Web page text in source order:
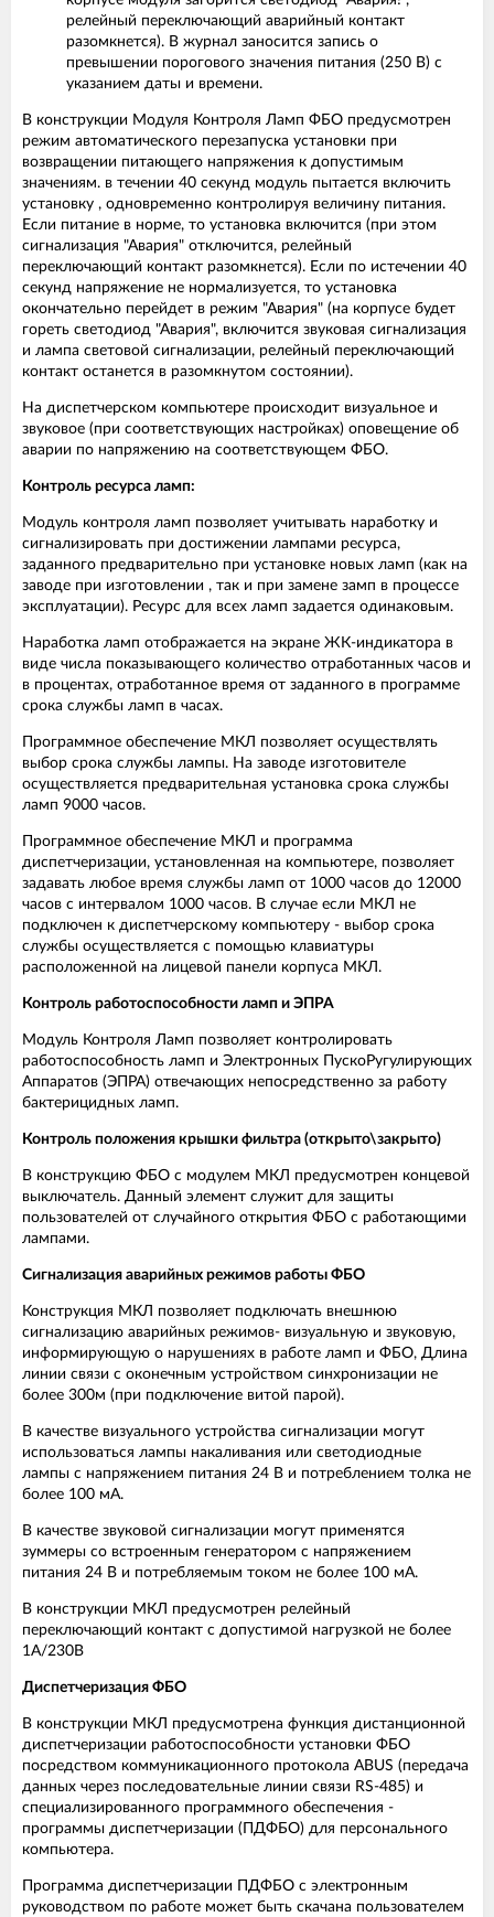
релейный переключающий аварийный контакт
разомкнется). В журнал заносится запись о
превышении порогового значения питания (250 В) с
указанием даты и времени.
В конструкции Модуля Контроля Ламп ФБО предусмотрен
режим автоматического перезапуска установки при
возвращении питающего напряжения к допустимым
значениям. в течении 40 секунд модуль пытается включить
установку , одновременно контролируя величину питания.
Если питание в норме, то установка включится (при этом
сигнализация "Авария" отключится, релейный
переключающий контакт разомкнется). Если по истечении 40
секунд напряжение не нормализуется, то установка
окончательно перейдет в режим "Авария" (на корпусе будет
гореть светодиод "Авария", включится звуковая сигнализация
и лампа световой сигнализации, релейный переключающий
контакт останется в разомкнутом состоянии).
На диспетчерском компьютере происходит визуальное и
звуковое (при соответствующих настройках) оповещение об
аварии по напряжению на соответствующем ФБО.
Контроль ресурса ламп:
Модуль контроля ламп позволяет учитывать наработку и
сигнализировать при достижении лампами ресурса,
заданного предварительно при установке новых ламп (как на
заводе при изготовлении , так и при замене замп в процессе
эксплуатации). Ресурс для всех ламп задается одинаковым.
Наработка ламп отображается на экране ЖК-индикатора в
виде числа показывающего количество отработанных часов и
в процентах, отработанное время от заданного в программе
срока службы ламп в часах.
Программное обеспечение МКЛ позволяет осуществлять
выбор срока службы лампы. На заводе изготовителе
осуществляется предварительная установка срока службы
ламп 9000 часов.
Программное обеспечение МКЛ и программа
диспетчеризации, установленная на компьютере, позволяет
задавать любое время службы ламп от 1000 часов до 12000
часов с интервалом 1000 часов. В случае если МКЛ не
подключен к диспетчерскому компьютеру - выбор срока
службы осуществляется с помощью клавиатуры
расположенной на лицевой панели корпуса МКЛ.
Контроль работоспособности ламп и ЭПРА
Модуль Контроля Ламп позволяет контролировать
работоспособность ламп и Электронных ПускоРугулирующих
Аппаратов (ЭПРА) отвечающих непосредственно за работу
бактерицидных ламп.
Контроль положения крышки фильтра (открыто\закрыто)
В конструкцию ФБО с модулем МКЛ предусмотрен концевой
выключатель. Данный элемент служит для защиты
пользователей от случайного открытия ФБО с работающими
лампами.
Сигнализация аварийных режимов работы ФБО
Конструкция МКЛ позволяет подключать внешнюю
сигнализацию аварийных режимов- визуальную и звуковую,
информирующую о нарушениях в работе ламп и ФБО, Длина
линии связи с оконечным устройством синхронизации не
более 300м (при подключение витой парой).
В качестве визуального устройства сигнализации могут
использоваться лампы накаливания или светодиодные
лампы с напряжением питания 24 В и потреблением толка не
более 100 мА.
В качестве звуковой сигнализации могут применятся
зуммеры со встроенным генератором с напряжением
питания 24 В и потребляемым током не более 100 мА.
В конструкции МКЛ предусмотрен релейный
переключающий контакт с допустимой нагрузкой не более
1А/230В
Диспетчеризация ФБО
В конструкции МКЛ предусмотрена функция дистанционной
диспетчеризации работоспособности установки ФБО
посредством коммуникационного протокола ABUS (передача
данных через последовательные линии связи RS-485) и
специализированного программного обеспечения -
программы диспетчеризации (ПДФБО) для персонального
компьютера.
Программа диспетчеризации ПДФБО с электронным
руководством по работе может быть скачана пользователем